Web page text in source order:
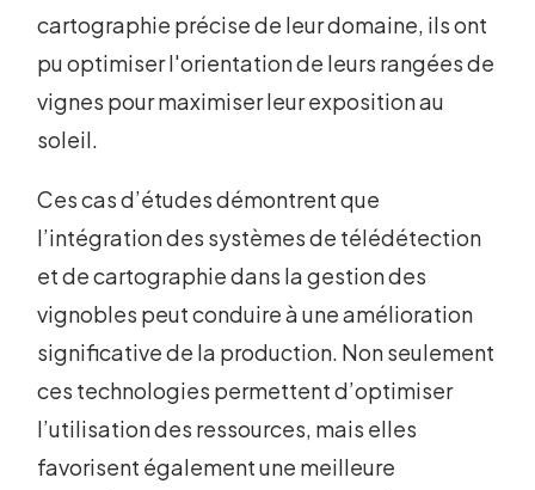
cartographie précise de leur domaine, ils ont
pu optimiser l'orientation de leurs rangées de
vignes pour maximiser leur exposition au
soleil.
Ces cas d’études démontrent que
l’intégration des systèmes de télédétection
et de cartographie dans la gestion des
vignobles peut conduire à une amélioration
significative de la production. Non seulement
ces technologies permettent d’optimiser
l’utilisation des ressources, mais elles
favorisent également une meilleure